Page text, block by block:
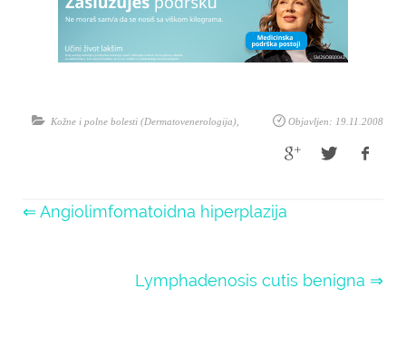
Objavljen: 19.11.2008
Kožne i polne bolesti (Dermatovenerologija)
⇐ Angiolimfomatoidna hiperplazija
Lymphadenosis cutis benigna ⇒